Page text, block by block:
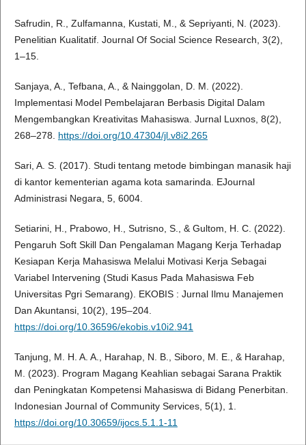
Safrudin, R., Zulfamanna, Kustati, M., & Sepriyanti, N. (2023).
Penelitian Kualitatif. Journal Of Social Science Research, 3(2),
1–15.
Sanjaya, A., Tefbana, A., & Nainggolan, D. M. (2022).
Implementasi Model Pembelajaran Berbasis Digital Dalam
Mengembangkan Kreativitas Mahasiswa. Jurnal Luxnos, 8(2),
268–278. https://doi.org/10.47304/jl.v8i2.265
Sari, A. S. (2017). Studi tentang metode bimbingan manasik haji
di kantor kementerian agama kota samarinda. EJournal
Administrasi Negara, 5, 6004.
Setiarini, H., Prabowo, H., Sutrisno, S., & Gultom, H. C. (2022).
Pengaruh Soft Skill Dan Pengalaman Magang Kerja Terhadap
Kesiapan Kerja Mahasiswa Melalui Motivasi Kerja Sebagai
Variabel Intervening (Studi Kasus Pada Mahasiswa Feb
Universitas Pgri Semarang). EKOBIS : Jurnal Ilmu Manajemen
Dan Akuntansi, 10(2), 195–204.
https://doi.org/10.36596/ekobis.v10i2.941
Tanjung, M. H. A. A., Harahap, N. B., Siboro, M. E., & Harahap,
M. (2023). Program Magang Keahlian sebagai Sarana Praktik
dan Peningkatan Kompetensi Mahasiswa di Bidang Penerbitan.
Indonesian Journal of Community Services, 5(1), 1.
https://doi.org/10.30659/ijocs.5.1.1-11